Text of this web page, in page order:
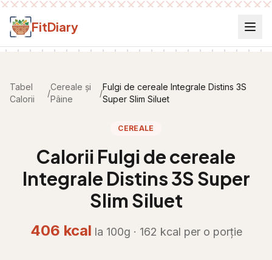
Salt la conținut
FitDiary
Tabel
Calorii
/
Cereale și
Pâine
/
Fulgi de cereale Integrale Distins 3S
Super Slim Siluet
CEREALE
Calorii Fulgi de cereale
Integrale Distins 3S Super
Slim Siluet
406 kcal la 100g · 162 kcal per o porție